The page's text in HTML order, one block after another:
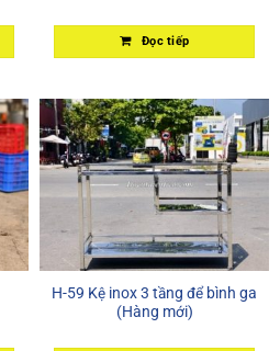
Đọc tiếp
H-59 Kệ inox 3 tầng để bình ga
(Hàng mới)